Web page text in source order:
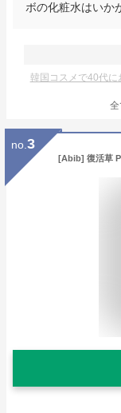
ボの化粧水はいか
韓国コスメで40代に
全
no. 3